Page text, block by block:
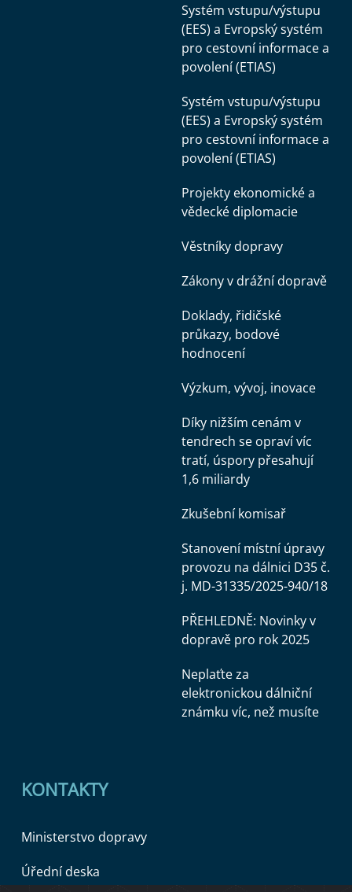
Systém vstupu/výstupu
(EES) a Evropský systém
pro cestovní informace a
povolení (ETIAS)
Systém vstupu/výstupu
(EES) a Evropský systém
pro cestovní informace a
povolení (ETIAS)
Projekty ekonomické a
vědecké diplomacie
Věstníky dopravy
Zákony v drážní dopravě
Doklady, řidičské
průkazy, bodové
hodnocení
Výzkum, vývoj, inovace
Díky nižším cenám v
tendrech se opraví víc
tratí, úspory přesahují
1,6 miliardy
Zkušební komisař
Stanovení místní úpravy
provozu na dálnici D35 č.
j. MD-31335/2025-940/18
PŘEHLEDNĚ: Novinky v
dopravě pro rok 2025
Neplaťte za
elektronickou dálniční
známku víc, než musíte
KONTAKTY
Ministerstvo dopravy
Úřední deska